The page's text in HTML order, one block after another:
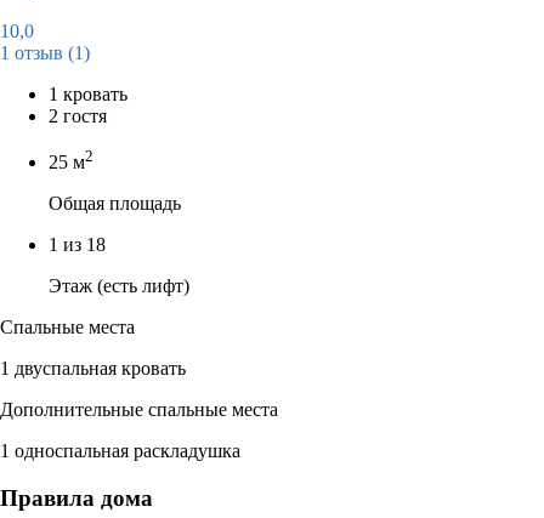
10,0
1 отзыв (1)
1 кровать
2 гостя
25 м2
Общая площадь
1 из 18
Этаж (есть лифт)
Спальные места
1 двуспальная кровать
Дополнительные спальные места
1 односпальная раскладушка
Правила дома